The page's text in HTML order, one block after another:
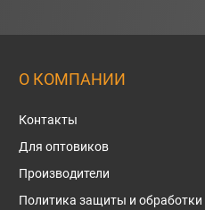
О КОМПАНИИ
Контакты
Для оптовиков
Производители
Политика защиты и обработки